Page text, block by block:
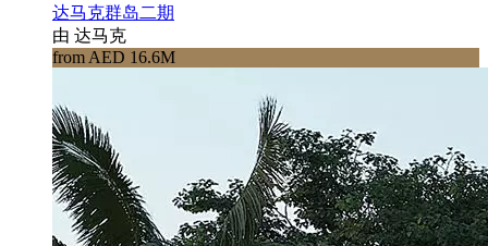
达马克群岛二期
由 达马克
from AED 16.6M